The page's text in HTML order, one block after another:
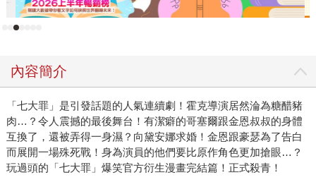
內容簡介
「七大罪」是引發話題的人氣連續劇！霍克導演居然淪為糖醋豬
肉…？令人震撼的最後舞台！有潔癖的哥塞爾跟金恩叔叔的身體
互換了，還被弄得一身濕？向黛安娜求婚！金恩跟豪瑟為了告白
而展開一場殊死戰！身為演員的他們要比原作角色更加搶眼…？
玩過頭的「七大罪」爆笑官方衍生漫畫完結篇！正式殺青！